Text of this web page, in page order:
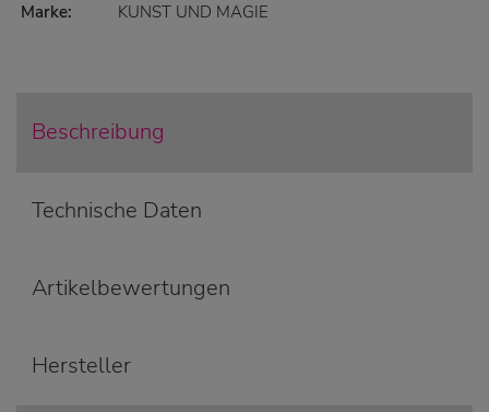
Marke:
KUNST UND MAGIE
Beschreibung
Technische Daten
Artikelbewertungen
Hersteller